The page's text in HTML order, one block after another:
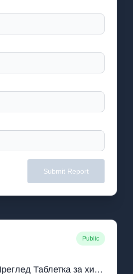
Submit Report
Public
Cardiotensive Преглед Таблетка за хипертония Цена в Bulgaria.pdf